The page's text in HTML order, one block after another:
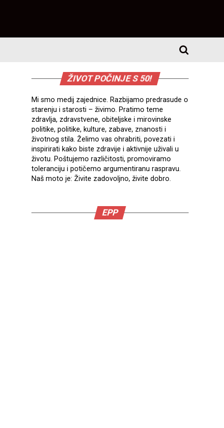
ŽIVOT POČINJE S 50!
Mi smo medij zajednice. Razbijamo predrasude o
starenju i starosti – živimo. Pratimo teme
zdravlja, zdravstvene, obiteljske i mirovinske
politike, politike, kulture, zabave, znanosti i
životnog stila. Želimo vas ohrabriti, povezati i
inspirirati kako biste zdravije i aktivnije uživali u
životu. Poštujemo različitosti, promoviramo
toleranciju i potičemo argumentiranu raspravu.
Naš moto je: Živite zadovoljno, živite dobro.
EPP